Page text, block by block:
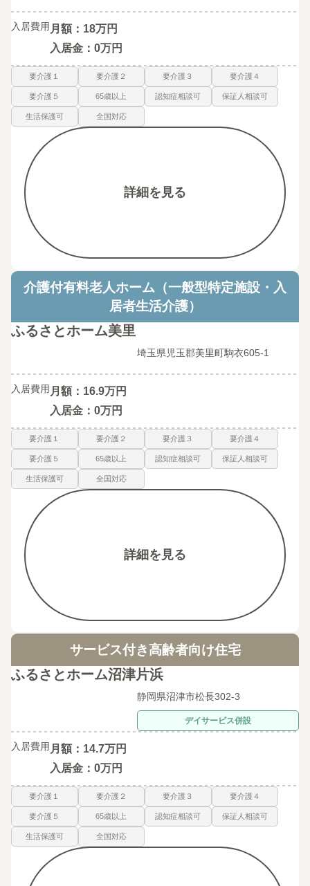
入居費用 月額：18万円
入居金：0万円
要介護１ 要介護２ 要介護３ 要介護４
要介護５ 65歳以上 認知症相談可 保証人相談可
生活保護可 全国対応
詳細を見る
介護付有料老人ホーム（一般型特定施設・入
居者生活介護）
ふるさとホーム美里
埼玉県児玉郡美里町駒衣605-1
入居費用 月額：16.9万円
入居金：0万円
要介護１ 要介護２ 要介護３ 要介護４
要介護５ 65歳以上 認知症相談可 保証人相談可
生活保護可 全国対応
詳細を見る
サービス付き高齢者向け住宅
ふるさとホーム沼津片浜
静岡県沼津市松長302-3
デイサービス併設
入居費用 月額：14.7万円
入居金：0万円
要介護１ 要介護２ 要介護３ 要介護４
要介護５ 65歳以上 認知症相談可 保証人相談可
生活保護可 全国対応